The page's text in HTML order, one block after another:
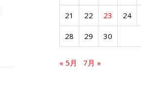
21 22 23 24
28 29 30
« 5月 7月 »